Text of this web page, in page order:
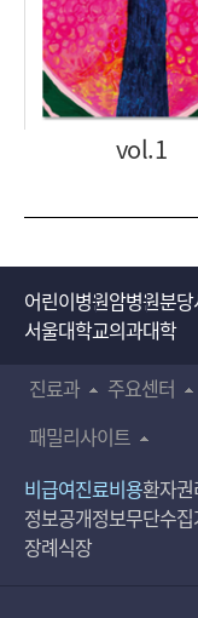
vol.1
어린이병원암병원분
서울대학교의과대학
진료과
주요센터
패밀리사이트
비급여진료비용환자
정보공개정보무단수
장례식장